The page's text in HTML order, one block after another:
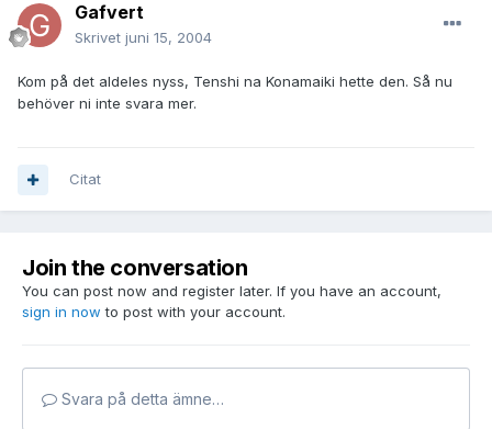
Gafvert
Skrivet juni 15, 2004
Kom på det aldeles nyss, Tenshi na Konamaiki hette den. Så nu
behöver ni inte svara mer.
Citat
Join the conversation
You can post now and register later. If you have an account,
sign in now to post with your account.
Svara på detta ämne…